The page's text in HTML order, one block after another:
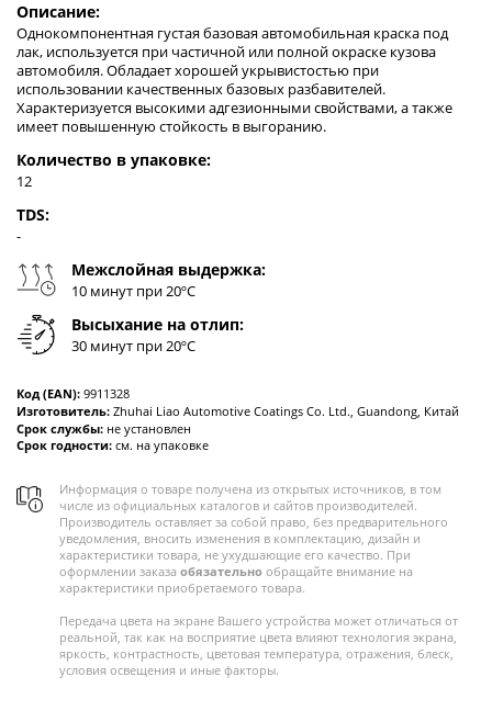
Описание:
Однокомпонентная густая базовая автомобильная краска под
лак, используется при частичной или полной окраске кузова
автомобиля. Обладает хорошей укрывистостью при
использовании качественных базовых разбавителей.
Характеризуется высокими адгезионными свойствами, а также
имеет повышенную стойкость в выгоранию.
Количество в упаковке:
12
TDS:
-
Межслойная выдержка:
10 минут при 20ºC
Высыхание на отлип:
30 минут при 20ºC
Код (EAN): 9911328
Изготовитель: Zhuhai Liao Automotive Coatings Co. Ltd., Guandong, Китай
Срок службы: не установлен
Срок годности: см. на упаковке
Информация о товаре получена из открытых источников, в том
числе из официальных каталогов и сайтов производителей.
Производитель оставляет за собой право, без предварительного
уведомления, вносить изменения в комплектацию, дизайн и
характеристики товара, не ухудшающие его качество. При
оформлении заказа обязательно обращайте внимание на
характеристики приобретаемого товара.
Передача цвета на экране Вашего устройства может отличаться от
реальной, так как на восприятие цвета влияют технология экрана,
яркость, контрастность, цветовая температура, отражения, блеск,
условия освещения и иные факторы.